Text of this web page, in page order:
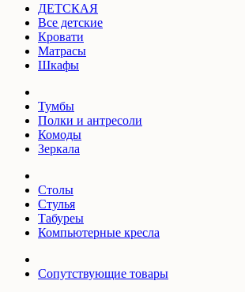
ДЕТСКАЯ
Все детские
Кровати
Матрасы
Шкафы
Тумбы
Полки и антресоли
Комоды
Зеркала
Столы
Стулья
Табуреы
Компьютерные кресла
Сопутствующие товары